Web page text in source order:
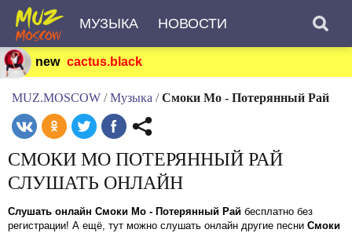
МУЗЫКА НОВОСТИ
new cactus.black
MUZ.MOSCOW / Музыка / Смоки Мо - Потерянный Рай
СМОКИ МО ПОТЕРЯННЫЙ РАЙ
СЛУШАТЬ ОНЛАЙН
Слушать онлайн Смоки Мо - Потерянный Рай бесплатно без
регистрации! А ещё, тут можно слушать онлайн другие песни Смоки